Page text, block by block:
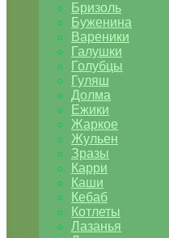
Бризоль
Буженина
Вареники
Галушки
Голубцы
Гуляш
Долма
Ежики
Жаркое
Жульен
Зразы
Карри
Каши
Кебаб
Котлеты
Лазанья